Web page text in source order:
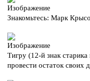
Знакомьтесь: Марк
Тигру (12-й знак
провести остаток своих